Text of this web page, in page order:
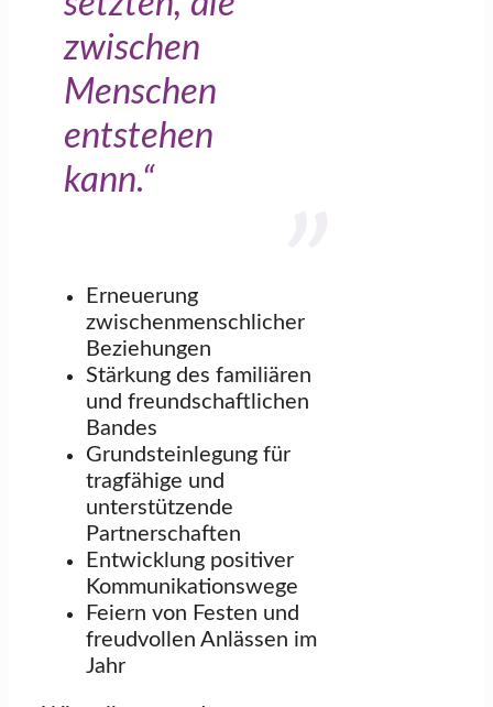
zwischen
Menschen
entstehen
kann.“
Erneuerung
zwischenmenschlicher
Beziehungen
Stärkung des familiären
und freundschaftlichen
Bandes
Grundsteinlegung für
tragfähige und
unterstützende
Partnerschaften
Entwicklung positiver
Kommunikationswege
Feiern von Festen und
freudvollen Anlässen im
Jahr